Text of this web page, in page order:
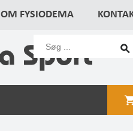
OM FYSIODEMA